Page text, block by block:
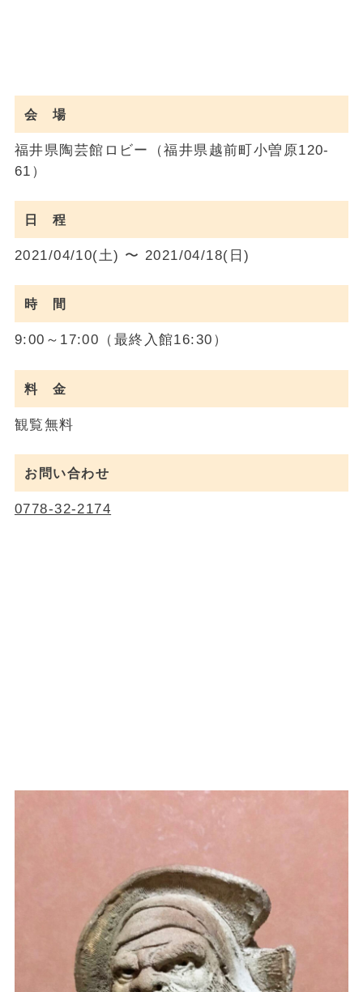
会 場
福井県陶芸館ロビー（福井県越前町小曽原120-
61）
日 程
2021/04/10(土) 〜 2021/04/18(日)
時 間
9:00～17:00（最終入館16:30）
料 金
観覧無料
お問い合わせ
0778-32-2174